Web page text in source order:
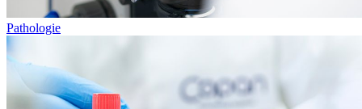
Pathologie